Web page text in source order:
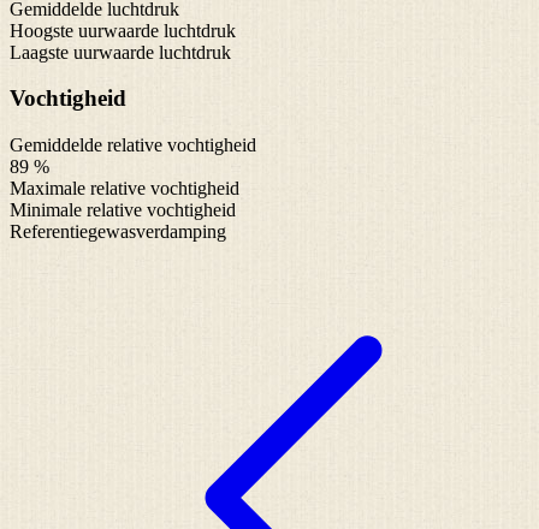
Gemiddelde luchtdruk
Hoogste uurwaarde luchtdruk
Laagste uurwaarde luchtdruk
Vochtigheid
Gemiddelde relative vochtigheid
89 %
Maximale relative vochtigheid
Minimale relative vochtigheid
Referentiegewasverdamping